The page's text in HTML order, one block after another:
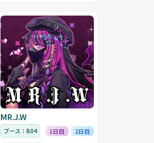
MR.J.W
ブース：B04 1日目 2日目